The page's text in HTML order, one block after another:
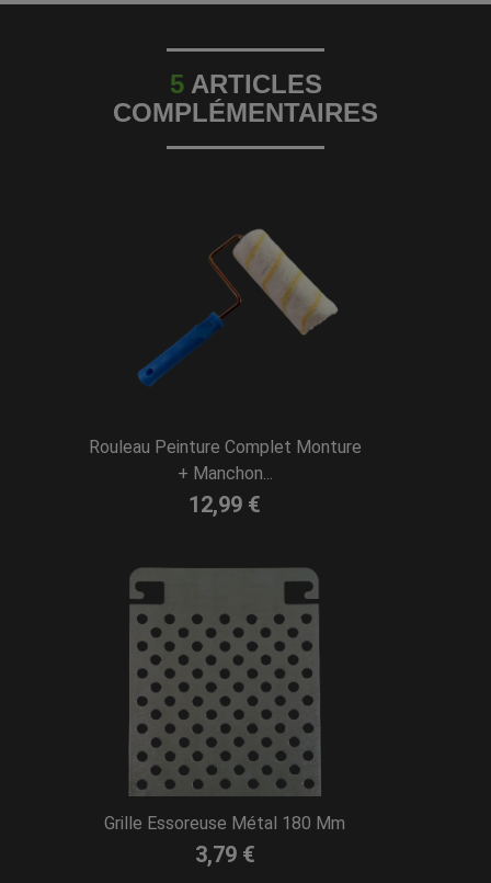
5ARTICLES
COMPLÉMENTAIRES
Rouleau Peinture Complet Monture
+ Manchon...
12,99 €
Grille Essoreuse Métal 180 Mm
3,79 €